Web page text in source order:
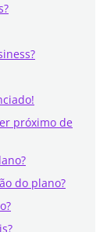
próximo de
do plano?